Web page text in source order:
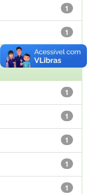
1
1
1
1
1
1
1